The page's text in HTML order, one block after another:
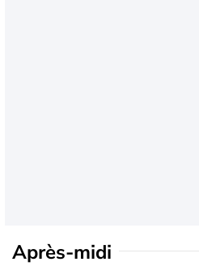
Après-midi